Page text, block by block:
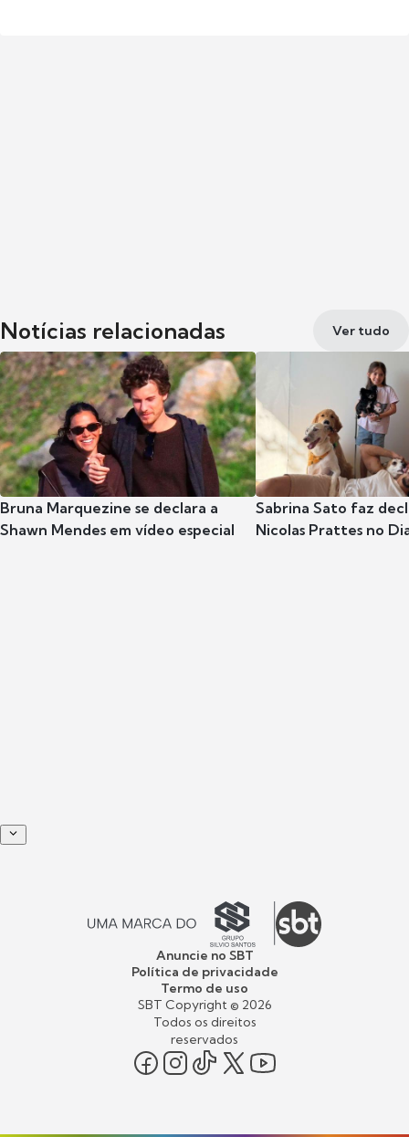
Notícias relacionadas Ver tudo
Bruna Marquezine se declara a
Shawn Mendes em vídeo especial
Sabrina Sato faz
Nicolas Prattes no
Anuncie no SBT
Política de privacidade
Termo de uso
SBT Copyright © 2026
Todos os direitos
reservados